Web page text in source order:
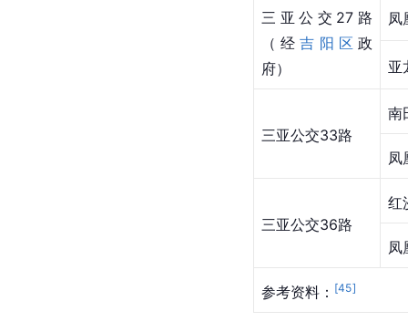
三亚公交27路
（经吉阳区政
府）
凤
亚
三亚公交33路
南
凤
三亚公交36路
红
凤
参考资料： [45]